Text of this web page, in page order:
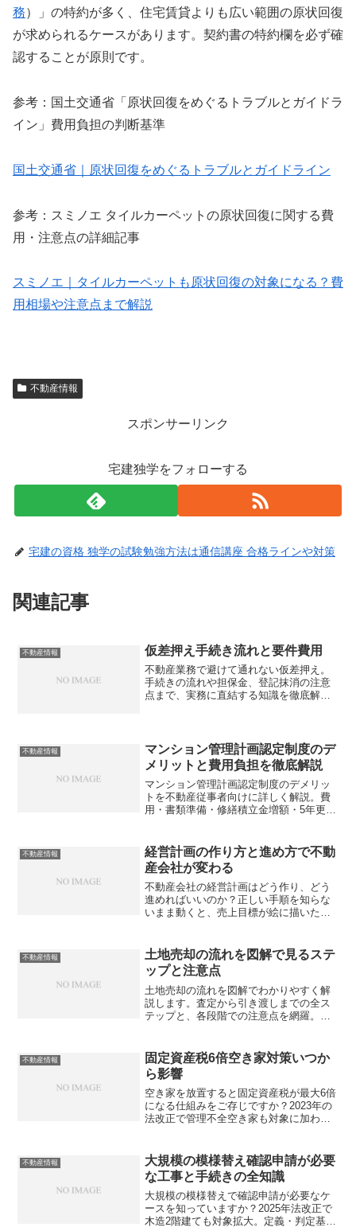
務）」の特約が多く、住宅賃貸よりも広い範囲の原状回復
が求められるケースがあります。契約書の特約欄を必ず確
認することが原則です。
参考：国土交通省「原状回復をめぐるトラブルとガイドラ
イン」費用負担の判断基準
国土交通省｜原状回復をめぐるトラブルとガイドライン
参考：スミノエ タイルカーペットの原状回復に関する費
用・注意点の詳細記事
スミノエ｜タイルカーペットも原状回復の対象になる？費
用相場や注意点まで解説
不動産情報
スポンサーリンク
宅建独学をフォローする
宅建の資格 独学の試験勉強方法は通信講座 合格ラインや対策
関連記事
不動産情報 仮差押え手続き流れと要件費用
不動産業務で避けて通れない仮差押え。
手続きの流れや担保金、登記抹消の注意
点まで、実務に直結する知識を徹底解説
不動産情報
マンション管理計画認定制度のデ
メリットと費用負担を徹底解説
マンション管理計画認定制度のデメリッ
トを不動産従事者向けに詳しく解説。費
用・書類準備・修繕積立金増額・5年更新
不動産情報
経営計画の作り方と進め方で不動
産会社が変わる
不動産会社の経営計画はどう作り、どう
進めればいいのか？正しい手順を知らな
いまま動くと、売上目標が絵に描いた餅
不動産情報
土地売却の流れを図解で見るステ
ップと注意点
土地売却の流れを図解でわかりやすく解
説します。査定から引き渡しまでの全ス
テップと、各段階での注意点を網羅。不
不動産情報
固定資産税6倍空き家対策いつか
ら影響
空き家を放置すると固定資産税が最大6倍
になる仕組みをご存じですか？2023年の
法改正で管理不全空き家も対象に加わ
タイミングや回避策、顧客への的確なア
ドバイス方法について、あなたは正しく
説明できますか？
不動産情報
大規模の模様替え確認申請が必要
な工事と手続きの全知識
大規模の模様替えで確認申請が必要なケ
ースを知っていますか？2025年法改正で
木造2階建ても対象拡大。定義・判定基